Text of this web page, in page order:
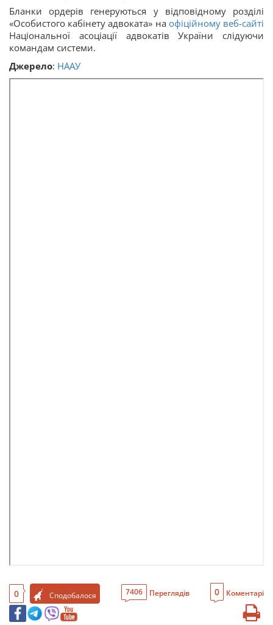
Бланки ордерів генеруються у відповідному розділі
«Особистого кабінету адвоката» на офіційному веб-сайті
Національної асоціації адвокатів України слідуючи
командам системи.
Джерело: НААУ
0 Сподобалося 7406 Переглядів 0 Коментарі